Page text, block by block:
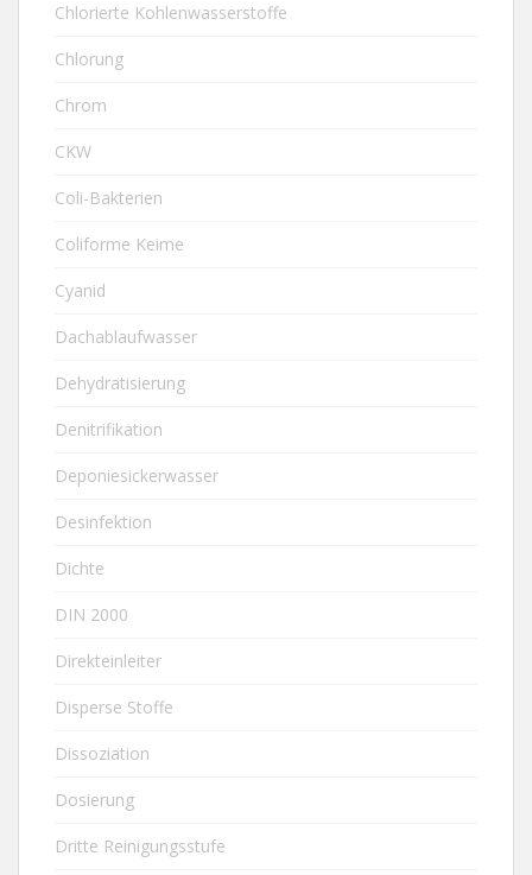
Chlorierte Kohlenwasserstoffe
Chlorung
Chrom
CKW
Coli-Bakterien
Coliforme Keime
Cyanid
Dachablaufwasser
Dehydratisierung
Denitrifikation
Deponiesickerwasser
Desinfektion
Dichte
DIN 2000
Direkteinleiter
Disperse Stoffe
Dissoziation
Dosierung
Dritte Reinigungsstufe